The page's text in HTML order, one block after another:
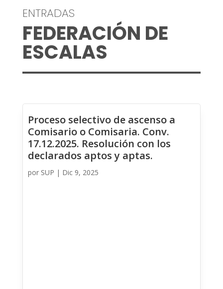
ENTRADAS
FEDERACIÓN DE
ESCALAS
Proceso selectivo de ascenso a
Comisario o Comisaria. Conv.
17.12.2025. Resolución con los
declarados aptos y aptas.
por SUP | Dic 9, 2025